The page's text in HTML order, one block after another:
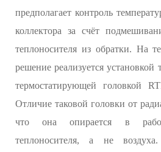
предполагает контроль
коллектора за счёт
теплоносителя из обратки. На
решение реализуется установкой
термостатирующей головкой
Отличие таковой головки от
что она опирается в
теплоносителя, а не